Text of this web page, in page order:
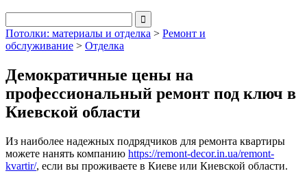
Потолки: материалы и отделка > Ремонт и
обслуживание > Отделка
Демократичные цены на
профессиональный ремонт под ключ в
Киевской области
Из наиболее надежных подрядчиков для ремонта квартиры
можете нанять компанию https://remont-decor.in.ua/remont-
kvartir/, если вы проживаете в Киеве или Киевской области.